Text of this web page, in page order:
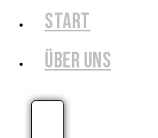
START
ÜBER UNS